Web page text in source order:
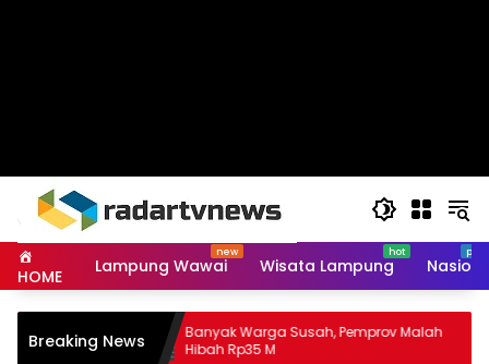
HOME Lampung Wawai Wisata Lampung
Breaking NewsBanyak Warga Susah, Pemprov Malah
Hibah Rp35 M